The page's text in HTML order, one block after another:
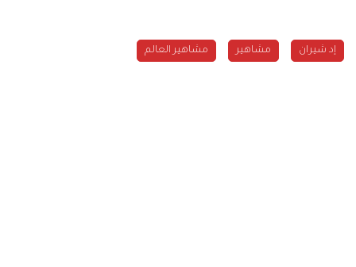
إد شيران مشاهير مشاهير العالم